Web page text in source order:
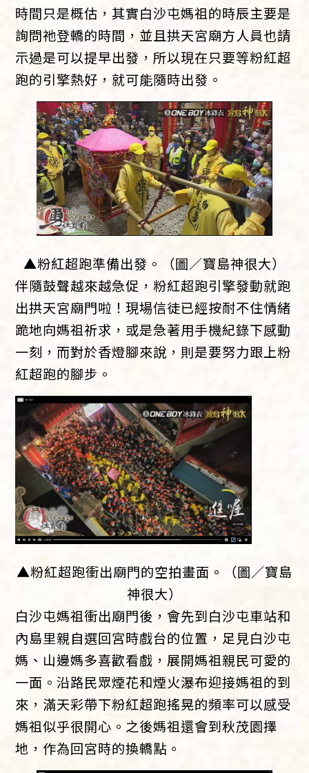
時間只是概估，其實白沙屯媽祖的時辰主要是
詢問祂登轎的時間，並且拱天宮廟方人員也請
示過是可以提早出發，所以現在只要等粉紅超
跑的引擎熱好，就可能隨時出發。
▲粉紅超跑準備出發。（圖／寶島神很大）
伴隨鼓聲越來越急促，粉紅超跑引擎發動就跑
出拱天宮廟門啦！現場信徒已經按耐不住情緒
跪地向媽祖祈求，或是急著用手機紀錄下感動
一刻，而對於香燈腳來說，則是要努力跟上粉
紅超跑的腳步。
▲粉紅超跑衝出廟門的空拍畫面。（圖／寶島
神很大）
白沙屯媽祖衝出廟門後，會先到白沙屯車站和
內島里親自選回宮時戲台的位置，足見白沙屯
媽、山邊媽多喜歡看戲，展開媽祖親民可愛的
一面。沿路民眾煙花和煙火瀑布迎接媽祖的到
來，滿天彩帶下粉紅超跑搖晃的頻率可以感受
媽祖似乎很開心。之後媽祖還會到秋茂園擇
地，作為回宮時的換轎點。